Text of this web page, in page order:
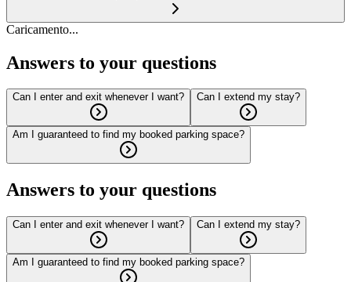
Caricamento...
Answers to your questions
Can I enter and exit whenever I want? Can I extend my stay?
Am I guaranteed to find my booked parking space?
Answers to your questions
Can I enter and exit whenever I want? Can I extend my stay?
Am I guaranteed to find my booked parking space?